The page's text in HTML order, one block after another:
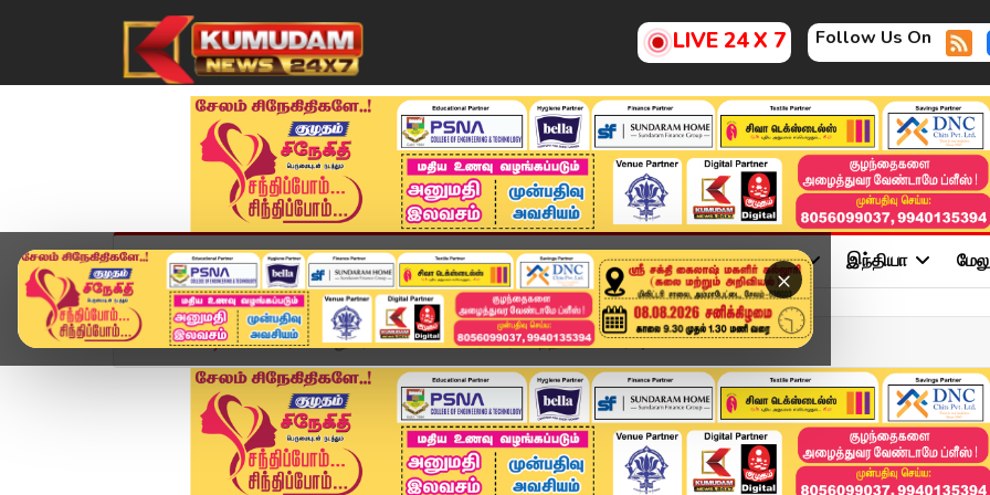
LIVE 24 X 7 Follow Us On
×
முகப்பு விளையாட்டு அண்மை தமிழ்நாடு சினிமா அரசியல் விளையாட்டு இந்தியா
Home வீடியோ ஸ்டோரி "துரை வைகோவின் 'கார்ப்பரேட் சிந்தனை'யே பிரிவுக்...